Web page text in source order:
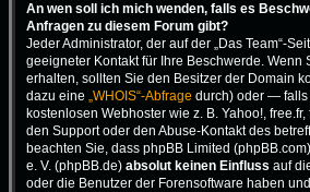
An wen soll ich mich wenden, falls es
Anfragen zu diesem Forum gibt?
Jeder Administrator, der auf der „Das Team“-
geeigneter Kontakt für Ihre Beschwerde. Wenn
erhalten, sollten Sie den Besitzer der Domain
dazu eine „WHOIS“-Abfrage durch) oder — falls
kostenlosen Webhoster wie z. B. Yahoo!,
den Support oder den Abuse-Kontakt des
beachten Sie, dass phpBB Limited
e. V. (phpBB.de) absolut keinen Einfluss auf
oder die Benutzer der Forensoftware haben